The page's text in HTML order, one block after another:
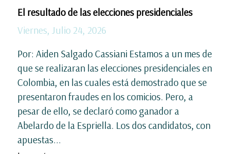
El resultado de las elecciones presidenciales
Viernes, Julio 24, 2026
Por: Aiden Salgado Cassiani Estamos a un mes de
que se realizaran las elecciones presidenciales en
Colombia, en las cuales está demostrado que se
presentaron fraudes en los comicios. Pero, a
pesar de ello, se declaró como ganador a
Abelardo de la Espriella. Los dos candidatos, con
apuestas...